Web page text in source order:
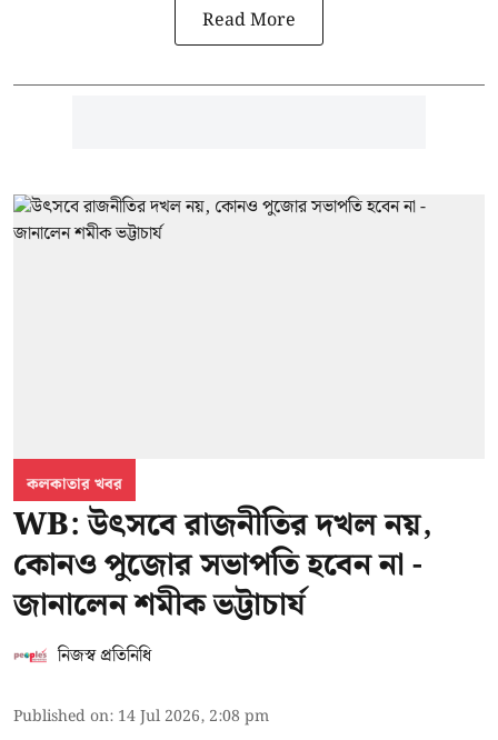
Read More
কলকাতার খবর
WB: উৎসবে রাজনীতির দখল নয়,
কোনও পুজোর সভাপতি হবেন না -
জানালেন শমীক ভট্টাচার্য
নিজস্ব প্রতিনিধি
Published on: 14 Jul 2026, 2:08 pm